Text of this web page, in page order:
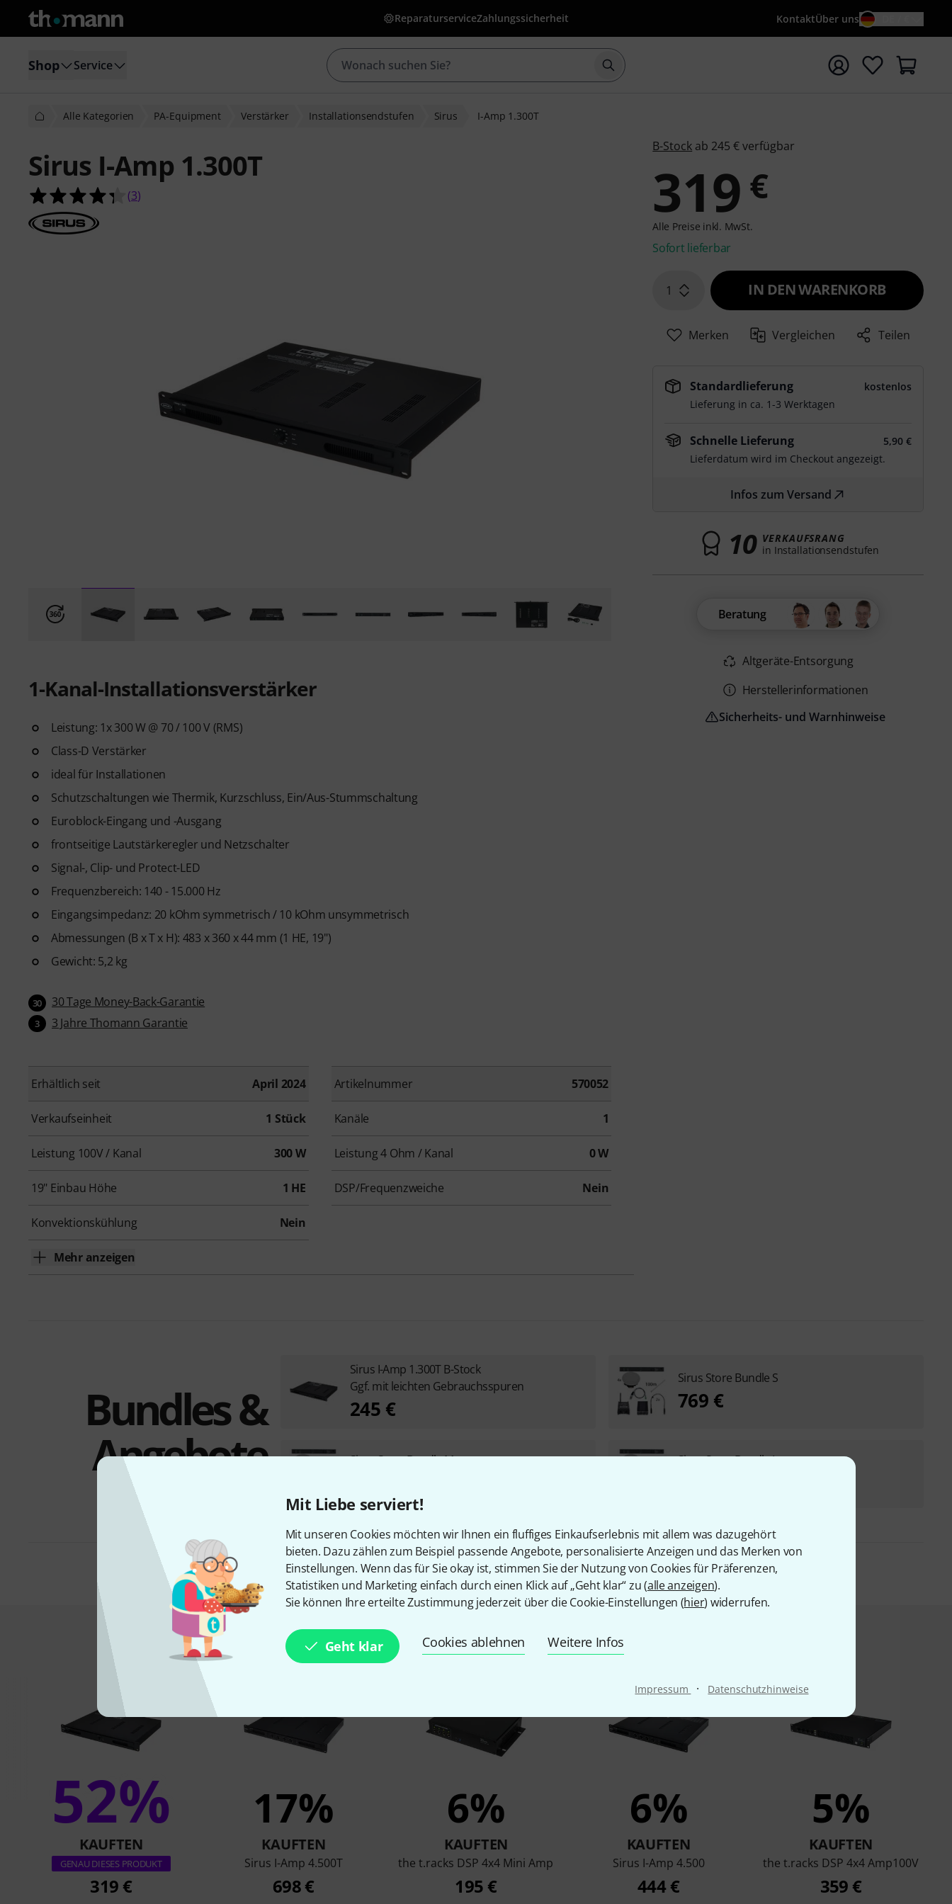
Mit Liebe serviert!
Mit unseren Cookies möchten wir Ihnen ein fluffiges Einkaufserlebnis mit allem was dazugehört
bieten. Dazu zählen zum Beispiel passende Angebote, personalisierte Anzeigen und das Merken von
Einstellungen. Wenn das für Sie okay ist, stimmen Sie der Nutzung von Cookies für Präferenzen,
Statistiken und Marketing einfach durch einen Klick auf „Geht klar“ zu (alle anzeigen).
Sie können Ihre erteilte Zustimmung jederzeit über die Cookie-Einstellungen (hier) widerrufen.
Geht klar Cookies ablehnen Weitere Infos
Impressum · Datenschutzhinweise
ReparaturserviceZahlungssicherheit KontaktÜber uns
Shop Service Suche mit Suchwort {searchTerm} starten
Alle Kategorien PA-Equipment Verstärker Installationsendstufen Sirus I-Amp 1.300T
Sirus I-Amp 1.300T
4.3 von 5 Sternen aus 3 Kundenbewertungen
(3)
1-Kanal-Installationsverstärker
Leistung: 1x 300 W @ 70 / 100 V (RMS)
Class-D Verstärker
ideal für Installationen
Schutzschaltungen wie Thermik, Kurzschluss, Ein/Aus-Stummschaltung
Euroblock-Eingang und -Ausgang
frontseitige Lautstärkeregler und Netzschalter
Signal-, Clip- und Protect-LED
Frequenzbereich: 140 - 15.000 Hz
Eingangsimpedanz: 20 kOhm symmetrisch / 10 kOhm unsymmetrisch
Abmessungen (B x T x H): 483 x 360 x 44 mm (1 HE, 19")
Gewicht: 5,2 kg
30 30 Tage Money-Back-Garantie
3 3 Jahre Thomann Garantie
Erhältlich seit April 2024 Artikelnummer 570052
Verkaufseinheit 1 Stück Kanäle 1
Leistung 100V / Kanal 300 W Leistung 4 Ohm / Kanal 0 W
19" Einbau Höhe 1 HE DSP/Frequenzweiche Nein
Konvektionskühlung Nein
Mehr anzeigen
B-Stock ab 245 € verfügbar
319 €
Alle Preise inkl. MwSt.
Sofort lieferbar
1 IN DEN WARENKORB
Merken Vergleichen Teilen
Standardlieferung
kostenlos
Lieferung in ca. 1-3 Werktagen
Schnelle Lieferung
5,90 €
Lieferdatum wird im Checkout angezeigt.
Infos zum Versand
10 VERKAUFSRANG
in Installationsendstufen
Beratung
Altgeräte-Entsorgung
Herstellerinformationen
Sicherheits- und Warnhinweise
Bundles &
Angebote
Sirus I-Amp 1.300T B-Stock
Ggf. mit leichten Gebrauchsspuren
245 €
Sirus Store Bundle S
769 €
Sirus Store Bundle M Sirus Store Bundle L
Das kauften Kunden, die sich dieses Produkt angesehen haben
52%
KAUFTEN
GENAU DIESES PRODUKT
319 €
17%
KAUFTEN
Sirus I-Amp 4.500T
698 €
6%
KAUFTEN
the t.racks DSP 4x4 Mini Amp
195 €
6%
KAUFTEN
Sirus I-Amp 4.500
444 €
5%
KAUFTEN
the t.racks DSP 4x4 Amp100V
359 €